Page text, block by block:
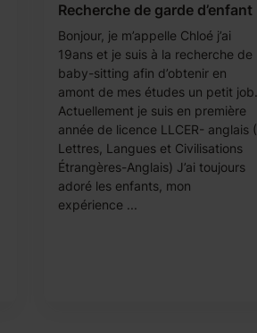
Recherche de garde d’enfant
Bonjour, je m’appelle Chloé j’ai
19ans et je suis à la recherche de
baby-sitting afin d’obtenir en
amont de mes études un petit job.
Actuellement je suis en première
année de licence LLCER- anglais (
Lettres, Langues et Civilisations
Étrangères-Anglais) J’ai toujours
adoré les enfants, mon
expérience ...